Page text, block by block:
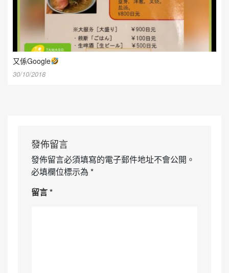
又係Google
30/10/2018
發佈留言
發佈留言必須填寫的電子郵件地址不會公開。
必填欄位標示為 *
留言*